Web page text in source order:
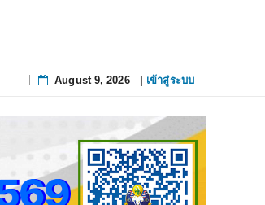
August 9, 2026| เข้าสู่ระบบ